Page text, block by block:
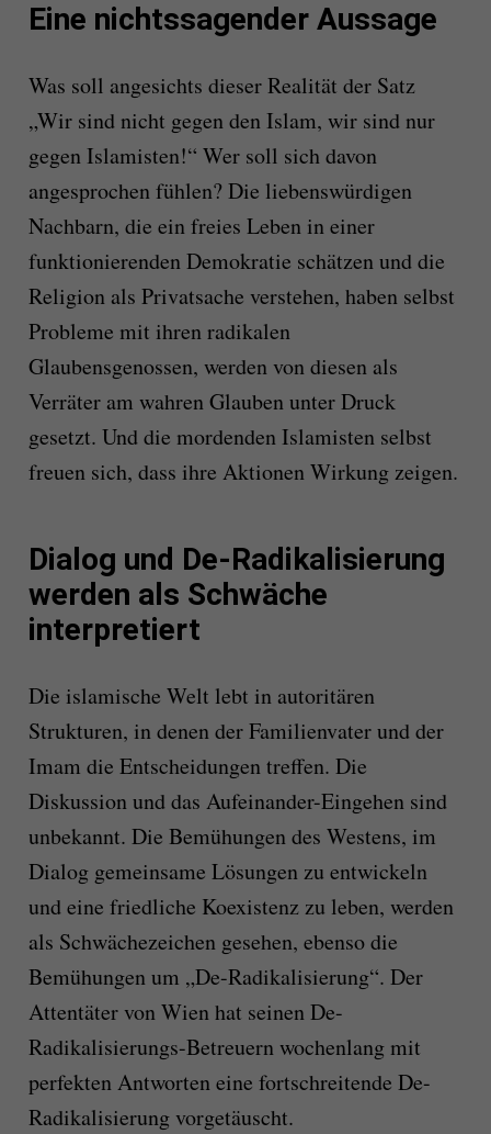
Eine nichtssagender Aussage
Was soll angesichts dieser Realität der Satz
„Wir sind nicht gegen den Islam, wir sind nur
gegen Islamisten!“ Wer soll sich davon
angesprochen fühlen? Die liebenswürdigen
Nachbarn, die ein freies Leben in einer
funktionierenden Demokratie schätzen und die
Religion als Privatsache verstehen, haben selbst
Probleme mit ihren radikalen
Glaubensgenossen, werden von diesen als
Verräter am wahren Glauben unter Druck
gesetzt. Und die mordenden Islamisten selbst
freuen sich, dass ihre Aktionen Wirkung zeigen.
Dialog und De-Radikalisierung
werden als Schwäche
interpretiert
Die islamische Welt lebt in autoritären
Strukturen, in denen der Familienvater und der
Imam die Entscheidungen treffen. Die
Diskussion und das Aufeinander-Eingehen sind
unbekannt. Die Bemühungen des Westens, im
Dialog gemeinsame Lösungen zu entwickeln
und eine friedliche Koexistenz zu leben, werden
als Schwächezeichen gesehen, ebenso die
Bemühungen um „De-Radikalisierung“. Der
Attentäter von Wien hat seinen De-
Radikalisierungs-Betreuern wochenlang mit
perfekten Antworten eine fortschreitende De-
Radikalisierung vorgetäuscht.